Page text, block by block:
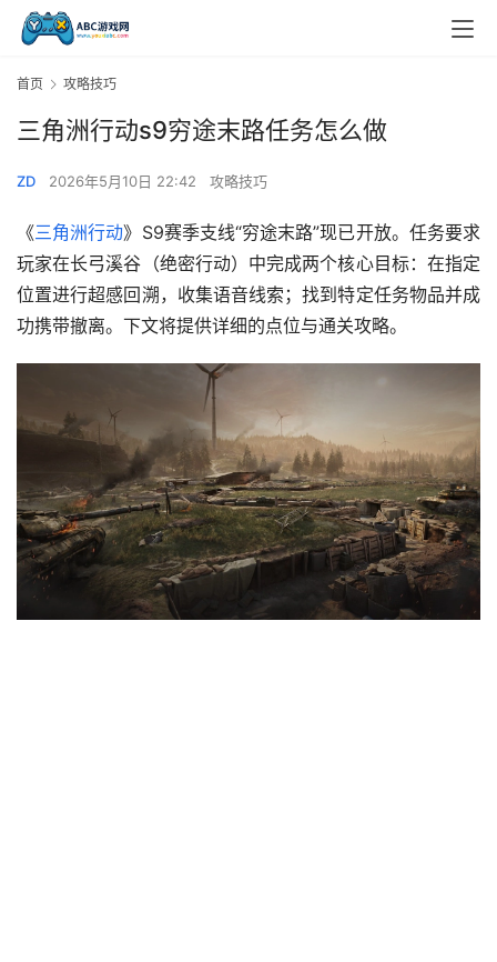
首页 攻略技巧
三角洲行动s9穷途末路任务怎么做
ZD 2026年5月10日 22:42 攻略技巧
《三角洲行动》S9赛季支线“穷途末路”现已开放。任务要求
玩家在长弓溪谷（绝密行动）中完成两个核心目标：在指定
位置进行超感回溯，收集语音线索；找到特定任务物品并成
功携带撤离。下文将提供详细的点位与通关攻略。